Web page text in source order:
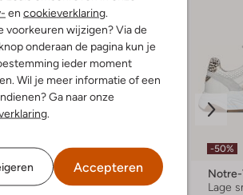
en cookieverklaring.
voorkeuren wijzigen? Via de
onderaan de pagina kun je
ieder moment
Wil je meer informatie of een
Ga naar onze
.
Accepteren
-50%
Nubikk
Lage sneakers
-50%
Lage